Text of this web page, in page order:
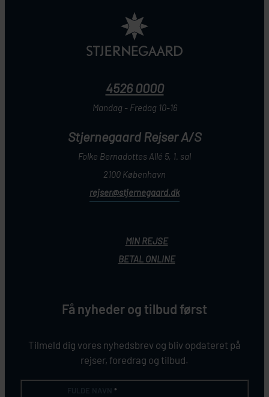
4526 0000
Mandag - Fredag 10-16
Stjernegaard Rejser A/S
Folke Bernadottes Allé 5, 1. sal
2100 København
rejser@stjernegaard.dk
MIN REJSE
BETAL ONLINE
Få nyheder og tilbud først
Tilmeld dig vores nyhedsbrev og bliv opdateret på
rejser, foredrag og tilbud.
*